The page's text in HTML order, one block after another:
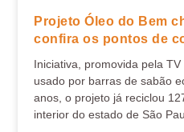
Projeto Óleo do Bem
confira os pontos de
Iniciativa, promovida pela
usado por barras de sabão
anos, o projeto já reciclou
interior do estado de São